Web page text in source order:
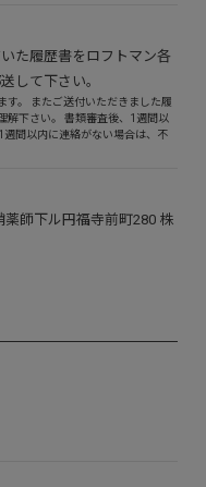
た履歴書をロフトマン各
して下さい。
す。 またご送付いただきました履
解下さい。 書類審査後、1週間以
間以内に連絡がない場合は、不
薬師下ル円福寺前町280 株